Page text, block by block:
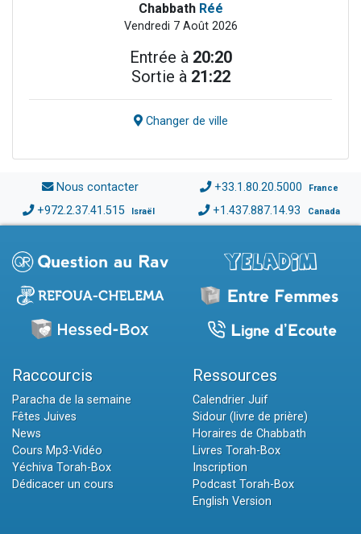
Chabbath Réé
Vendredi 7 Août 2026
Entrée à 20:20
Sortie à 21:22
Changer de ville
Nous contacter +33.1.80.20.5000 France
+972.2.37.41.515 Israël +1.437.887.14.93 Canada
Raccourcis
Paracha de la semaine
Fêtes Juives
News
Cours Mp3-Vidéo
Yéchiva Torah-Box
Dédicacer un cours
Ressources
Calendrier Juif
Sidour (livre de prière)
Horaires de Chabbath
Livres Torah-Box
Inscription
Podcast Torah-Box
English Version